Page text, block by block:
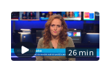
26 min